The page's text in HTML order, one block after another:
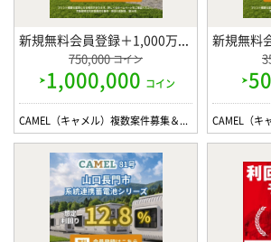
新規無料会員登録＋1,000万円以上投資完了 で
750,000コイン
1,000,000 コイン
CAMEL（キャメル）複数案件募集＆特典キャンペーン実施中【1,000万円以上の投資】